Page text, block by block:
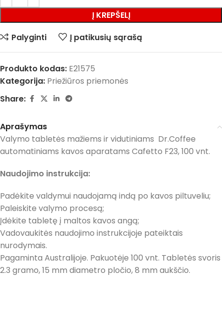
Į KREPŠELĮ
Palyginti
Į patikusių sąrašą
Produkto kodas: E21575
Kategorija: Priežiūros priemonės
Share:
Aprašymas
Valymo tabletės mažiems ir vidutiniams Dr.Coffee
automatiniams kavos aparatams Cafetto F23, 100 vnt.
Naudojimo instrukcija:
Padėkite valdymui naudojamą indą po kavos piltuveliu;
Paleiskite valymo procesą;
Įdėkite tabletę į maltos kavos angą;
Vadovaukitės naudojimo instrukcijoje pateiktais
nurodymais.
Pagaminta Australijoje. Pakuotėje 100 vnt. Tabletės svoris
2.3 gramo, 15 mm diametro pločio, 8 mm aukščio.